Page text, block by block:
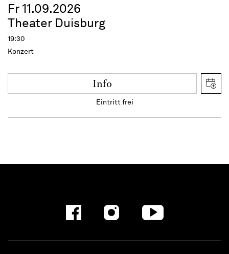
Fr 11.09.2026
Theater Duisburg
19:30
Konzert
Info
Eintritt frei